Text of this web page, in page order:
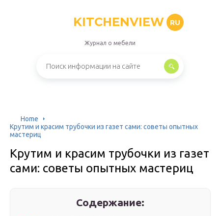
KITCHENVIEW RU
Журнал о мебели
Home
Крутим и красим трубочки из газет сами: советы опытных
мастериц
Крутим и красим трубочки из газет
сами: советы опытных мастериц
Содержание: